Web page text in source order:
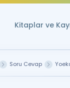
Kitaplar ve
Soru Cevap